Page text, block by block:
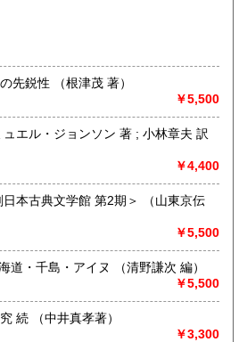
構える古書店です（令和2年6月に河
た）。木版画の図案本・浮世絵・古
す。一般書籍もございますが、「日
なった本は、ご来店の前にあらかじ
い合わせいただくとスムーズです(店
す)。
at Kyoto city, Japan
pro.jp/
日本仏教を変えた法然の先鋭性 （根津茂 著）
￥5,500
￥4,400
典文学館 第2期＞ （山東京伝
￥5,500
明治初年北海紀聞 : 北海道・千島・アイヌ （清野謙次 編）
￥5,500
法然伝と浄土宗史の研究 続 （中井真孝著）
￥3,300